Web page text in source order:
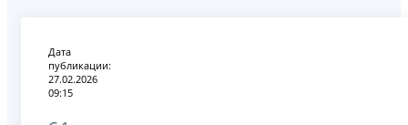
Дата
публикации:
27.02.2026
09:15